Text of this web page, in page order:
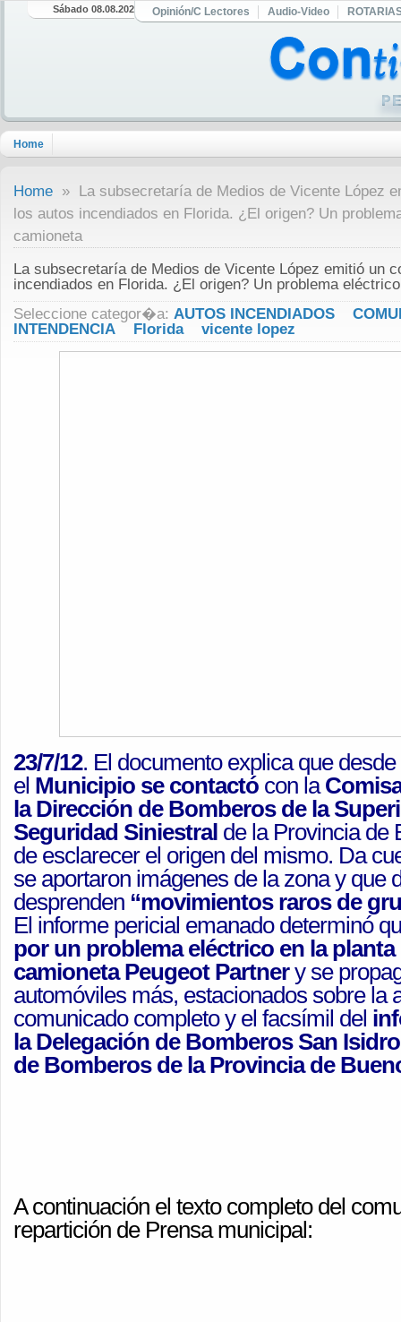
Sábado 08.08.2026 Opinión/C Lectores Audio-Video
Home
Home » La subsecretaría de Medios de Vicente López
los autos incendiados en Florida. ¿El origen? Un
camioneta
La subsecretaría de Medios de Vicente López emitió un
incendiados en Florida. ¿El origen? Un problema
Seleccione categor�a: AUTOS INCENDIADOS
INTENDENCIA
Florida vicente lopez
23/7/12. El documento explica que
el Municipio se contactó con la
la Dirección de Bomberos de la
Seguridad Siniestral de la Provincia de
de esclarecer el origen del mismo. Da
se aportaron imágenes de la zona y que
desprenden “movimientos raros de
El informe pericial emanado determinó
por un problema eléctrico en la
camioneta Peugeot Partnery se
automóviles más, estacionados sobre la
comunicado completo y el facsímil del
la Delegación de Bomberos San
de Bomberos de la Provincia de
A continuación el texto completo del
repartición de Prensa municipal: